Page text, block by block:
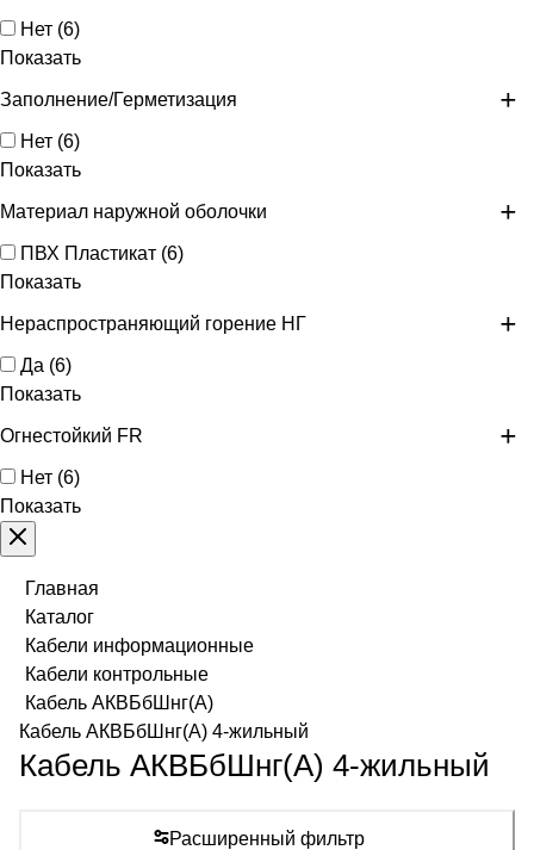
Нет (6)
Показать
Заполнение/Герметизация
Нет (6)
Показать
Материал наружной оболочки
ПВХ Пластикат (6)
Показать
Нераспространяющий горение НГ
Да (6)
Показать
Огнестойкий FR
Нет (6)
Показать
Главная
Каталог
Кабели информационные
Кабели контрольные
Кабель АКВБбШнг(А)
Кабель АКВБбШнг(А) 4-жильный
Кабель АКВБбШнг(А) 4-жильный
Расширенный фильтр